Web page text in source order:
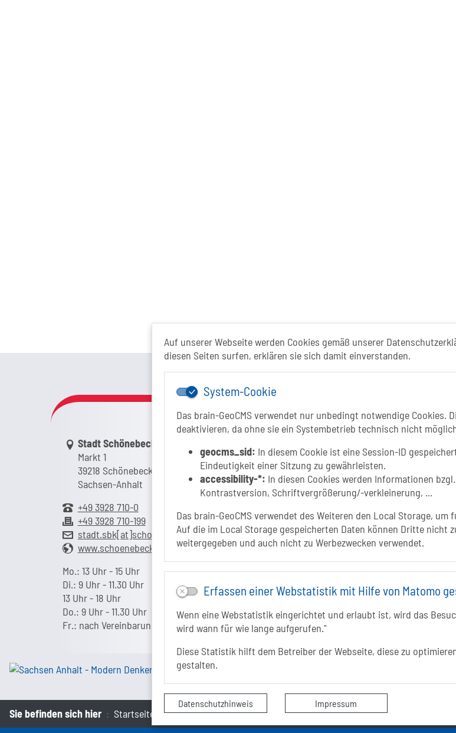
Auf unserer Webseite werden Cookies gemäß unserer
diesen Seiten surfen, erklären sie sich damit einverstanden.
System-Cookie
Das brain-GeoCMS verwendet nur unbedingt notwendige Cookies.
deaktivieren, da ohne sie ein Systembetrieb technisch nicht
geocms_sid: In diesem Cookie ist eine Session-ID
Eindeutigkeit einer Sitzung zu gewährleisten.
accessibility-*: In diesen Cookies werden Informationen
Kontrastversion, Schriftvergrößerung/-verkleinerung, ...
Das brain-GeoCMS verwendet des Weiteren den Local Storage,
Auf die im Local Storage gespeicherten Daten können Dritte nicht
weitergegeben und auch nicht zu Werbezwecken verwendet.
Erfassen einer Webstatistik mit Hilfe von Matomo
Wenn eine Webstatistik eingerichtet und erlaubt ist, wird das
wird wann für wie lange aufgerufen."
Diese Statistik hilft dem Betreiber der Webseite, diese zu
gestalten.
Datenschutzhinweis Impressum
Das Tourismusportal ist ein
Link zur Google-Maps Navigation
Stadt Schönebeck (Elbe)
Markt 1
39218 Schönebeck (Elbe)
Sachsen-Anhalt
+49 3928 710-0
+49 3928 710-199
stadt.sbk[at]schoenebeck-elbe.de
www.schoenebeck.de
Mo.: 13 Uhr - 15 Uhr
Di.: 9 Uhr - 11.30 Uhr
13 Uhr - 18 Uhr
Do.: 9 Uhr - 11.30 Uhr
Fr.: nach Vereinbarung
FACEBOOK
INSTAGRAM
YOUTUBE
Sie befinden sich hier Startseite aktiv Erlebnispark Plötzky Übernachtung